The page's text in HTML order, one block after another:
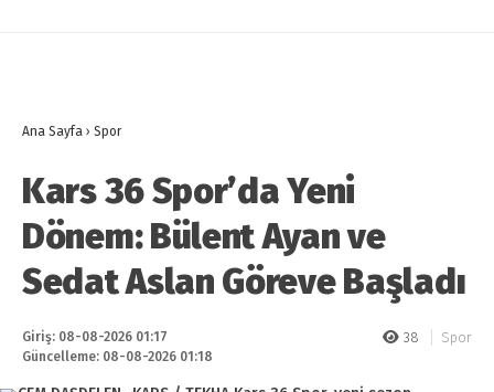
Ana Sayfa › Spor
Kars 36 Spor’da Yeni
Dönem: Bülent Ayan ve
Sedat Aslan Göreve Başladı
Giriş: 08-08-2026 01:17
Güncelleme: 08-08-2026 01:18
38 Spor